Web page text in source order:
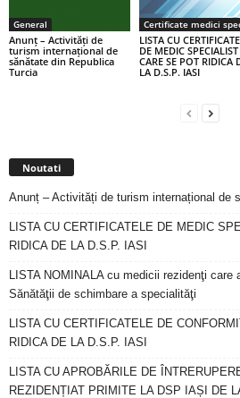
General
Anunț – Activități de
turism internațional de
sănătate din Republica
Turcia
LISTA CU
DE MEDIC SPECIALIST
CARE SE POT RIDICA
LA D.S.P. IASI
Noutati
Anunț – Activități de turism internațional de
LISTA CU CERTIFICATELE DE MEDIC
RIDICA DE LA D.S.P. IASI
LISTA NOMINALA cu medicii rezidenţi care
Sănătăţii de schimbare a specialităţi
LISTA CU CERTIFICATELE DE
RIDICA DE LA D.S.P. IASI
LISTA CU APROBĂRILE DE
REZIDENȚIAT PRIMITE LA DSP IAȘI DE